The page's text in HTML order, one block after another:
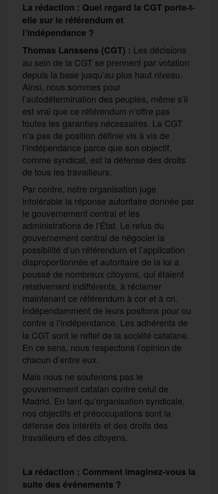
La rédaction : Quel regard la CGT porte-t-
elle sur le référendum et
l’indépendance ?
Thomas Lanssens (CGT) : Les décisions
au sein de la CGT se prennent par votation
depuis la base jusqu’au plus haut niveau.
Ainsi, nous sommes pour
l’autodétermination des peuples, même s’il
est vrai que ce référendum n’offre pas
toutes les garanties nécessaires. La CGT
n’a pas de position définie vis à vis de
l’indépendance parce que son objectif,
comme syndicat, est la défense des droits
de tous les travailleurs.
Par contre, notre organisation juge
intolérable la réponse autoritaire donnée par
le gouvernement central et les
administrations de l’État. Le refus du
gouvernement central de négocier la
possibilité d’un référendum et l’application
disproportionnée et autoritaire de la loi a
poussé de nombreux citoyens, qui étaient
relativement indifférents, à réclamer
maintenant ce référendum à cor et à cri.
Indépendamment de leurs positons pour ou
contre a l’indépendance. Les adhérents de
la CGT sont le reflet de la société catalane.
En ce sens, nous respectons l’opinion de
chacun d’entre eux.
Mais nous ne soutenons pas le
gouvernement catalan contre celui de
Madrid. En tant qu’organisation syndicale,
nos objectifs et préoccupations sont la
défense des intérêts et des droits des
travailleurs et des citoyens.
La rédaction : Comment imaginez-vous la
suite des événements ?